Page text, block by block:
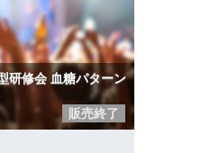
修会 血糖パターン
販売終了